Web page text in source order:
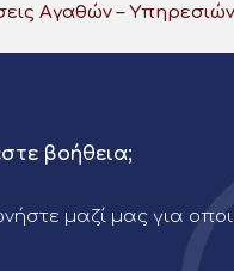
Αγαθών –
βοήθεια;
μαζί μας για